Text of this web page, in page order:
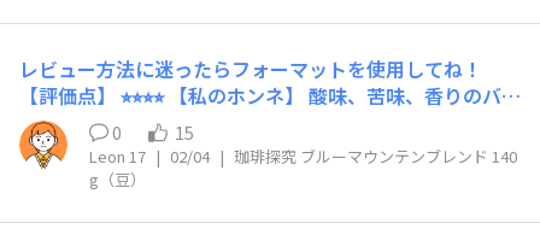
くて中挽きくらい？ ブラックで味わいましたが香りとコ
クの深みは全く違いますね。本格コーヒーが自宅で味わえ
る贅沢時間、ありがとうございます。 酸味はもう少し控
え目が好みでした。 【リピート】あり 次回は豆の挽き具
合を変えて楽しみたいです。 【こんな時におすすめ】ゆ
っくり時間がある時。 美味しいスイーツがある時
レビュー方法に迷ったらフォーマットを使用してね！
【評価点】 ⭐︎⭐︎⭐︎⭐︎ 【私のホンネ】 酸味、苦味、香りのバラ
ンスが良い。 香りの立ち上がりは華やかであったが、 割
とあっさりと持続しなかった。 あと引きは少なめかな
ぁ〜 癖の少ないバランスの取れた良い子、安心して飲め
ごしたい時に飲みたい。
0 15
Leon 17 | 02/04 | 珈琲探究 ブルーマウンテンブレンド 140
g（豆）